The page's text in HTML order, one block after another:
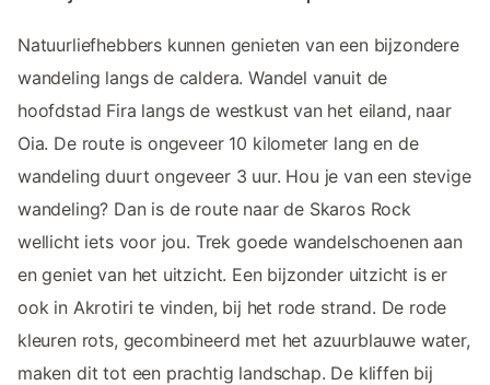
Natuurliefhebbers kunnen genieten van een bijzondere
wandeling langs de caldera. Wandel vanuit de
hoofdstad Fira langs de westkust van het eiland, naar
Oia. De route is ongeveer 10 kilometer lang en de
wandeling duurt ongeveer 3 uur. Hou je van een stevige
wandeling? Dan is de route naar de Skaros Rock
wellicht iets voor jou. Trek goede wandelschoenen aan
en geniet van het uitzicht. Een bijzonder uitzicht is er
ook in Akrotiri te vinden, bij het rode strand. De rode
kleuren rots, gecombineerd met het azuurblauwe water,
maken dit tot een prachtig landschap. De kliffen bij